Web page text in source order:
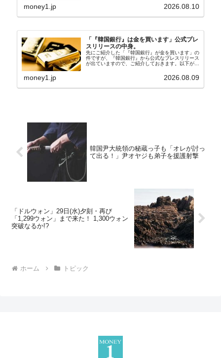
ルは「中国EVの大攻勢…東風もプジョーと手を組
money1.jp 2026.08.10
「『韓国銀行』は金を買います」公式プレ
スリリースの中身。
先にご紹介した「『韓国銀行』が金を買います」の
件ですが、『韓国銀行』から公式なプレスリリース
が出ていますので、ご紹介しておきます。以下が全
れ協力体制を構築□『韓国銀行』は、国内生産金の
money1.jp 2026.08.09
韓国尹大統領の秘蔵っ子も「オレが討っ
て出る！」尹オヤジも弟子を援護射撃
「ドルウォン」29日(水)夕刻・再び
「1,299ウォン」まで来た！ 1,300ウォン
突破なるか!?
ホーム トピック